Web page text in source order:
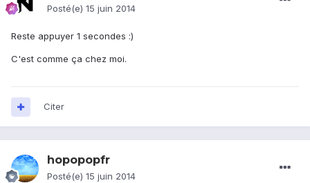
Posté(e) 15 juin 2014
Reste appuyer 1 secondes :)
C'est comme ça chez moi.
Citer
hopopopfr
Posté(e) 15 juin 2014